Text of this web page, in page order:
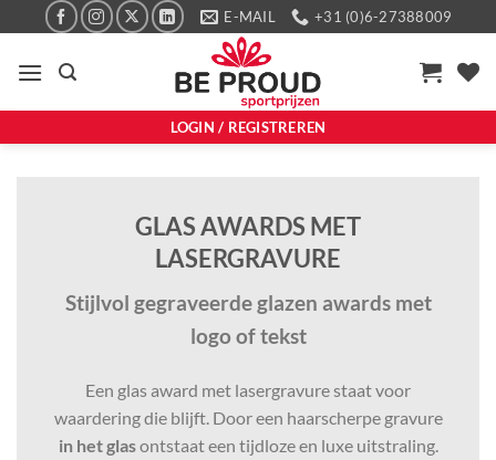
naar
inhoud
E-MAIL +31 (0)6-27388009
LOGIN / REGISTREREN
GLAS AWARDS MET
LASERGRAVURE
Stijlvol gegraveerde glazen awards met
logo of tekst
Een glas award met lasergravure staat voor
waardering die blijft. Door een haarscherpe gravure
in het glasontstaat een tijdloze en luxe uitstraling.